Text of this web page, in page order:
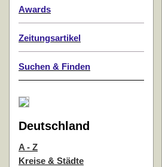
Awards
Zeitungsartikel
Suchen & Finden
Deutschland
A - Z
Kreise & Städte